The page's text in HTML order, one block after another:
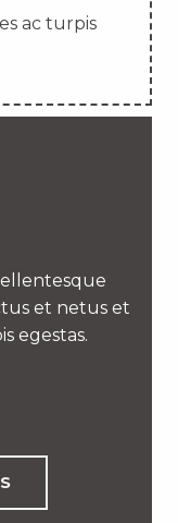
ac turpis
et netus et
egestas.